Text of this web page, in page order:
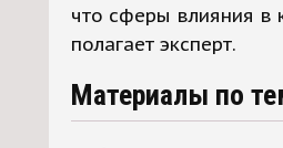
что сферы влияния в
полагает эксперт.
Материалы по